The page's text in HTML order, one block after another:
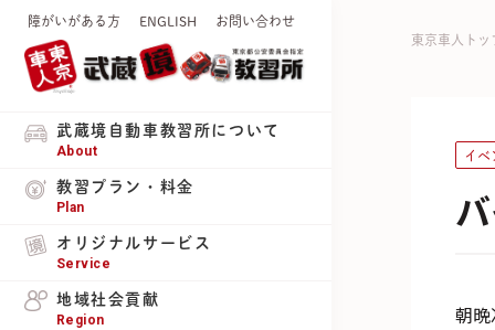
障がいがある方 ENGLISH お問い合わせ
武蔵境自動車教習所について
About
教習プラン・料金
Plan
オリジナルサービス
Service
地域社会貢献
Region
東京車人トッ
イベ
朝